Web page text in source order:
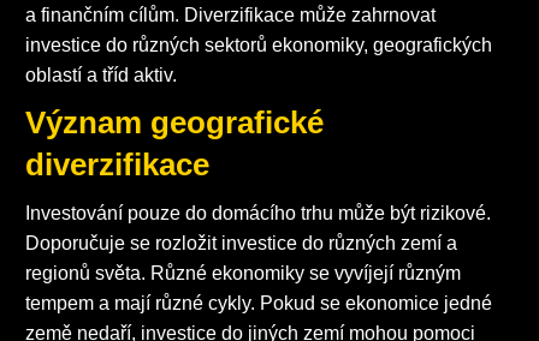
a finančním cílům. Diverzifikace může zahrnovat
investice do různých sektorů ekonomiky, geografických
oblastí a tříd aktiv.
Význam geografické
diverzifikace
Investování pouze do domácího trhu může být rizikové.
Doporučuje se rozložit investice do různých zemí a
regionů světa. Různé ekonomiky se vyvíjejí různým
tempem a mají různé cykly. Pokud se ekonomice jedné
země nedaří, investice do jiných zemí mohou pomoci